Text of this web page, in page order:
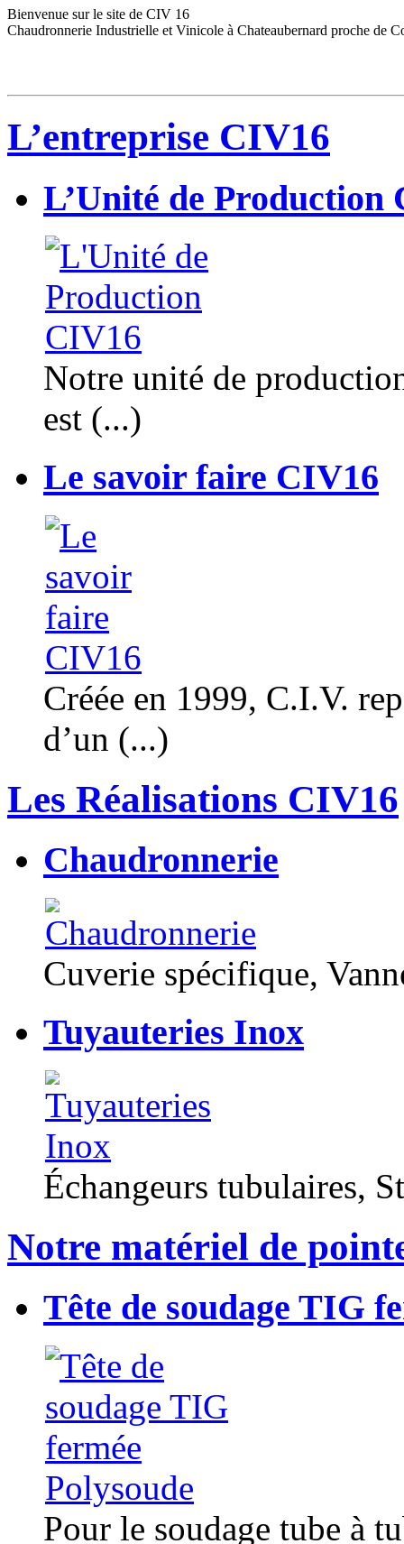
Bienvenue sur le site de CIV 16
Chaudronnerie Industrielle et Vinicole à Chateaubernard proche de
L’entreprise CIV16
L’Unité de Production
Notre unité de
est (...)
Le savoir faire CIV16
Créée en 1999, C.I.V.
d’un (...)
Les Réalisations CIV16
Chaudronnerie
Cuverie spécifique,
Tuyauteries Inox
Échangeurs tubulaires,
Notre matériel de
Tête de soudage TIG
Pour le soudage tube à